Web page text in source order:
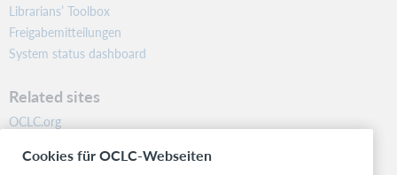
Librarians’ Toolbox
Freigabemitteilungen
System status dashboard
Related sites
OCLC.org
Community
Cookies für OCLC-Webseiten